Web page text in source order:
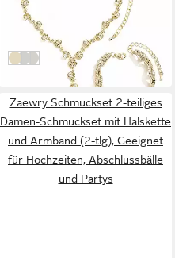
Kristallhalskette und
Armband
18,00 €
-38%
lieferbar in 2 Wochen
B C A
Zaewry Schmuckset 2-teiliges
Damen-Schmuckset mit Halskette
und Armband (2-tlg), Geeignet
für Hochzeiten, Abschlussbälle
und Partys